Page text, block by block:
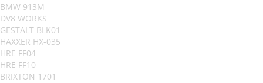
BMW 913M
DV8 WORKS
GESTALT BLK01
HAXXER HX-035
HRE FF04
HRE FF10
BRIXTON 1701